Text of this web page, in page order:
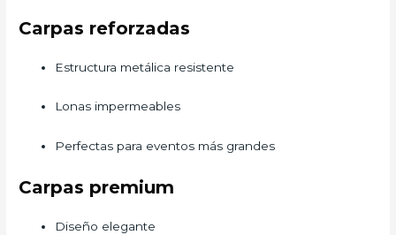
Carpas reforzadas
Estructura metálica resistente
Lonas impermeables
Perfectas para eventos más grandes
Carpas premium
Diseño elegante